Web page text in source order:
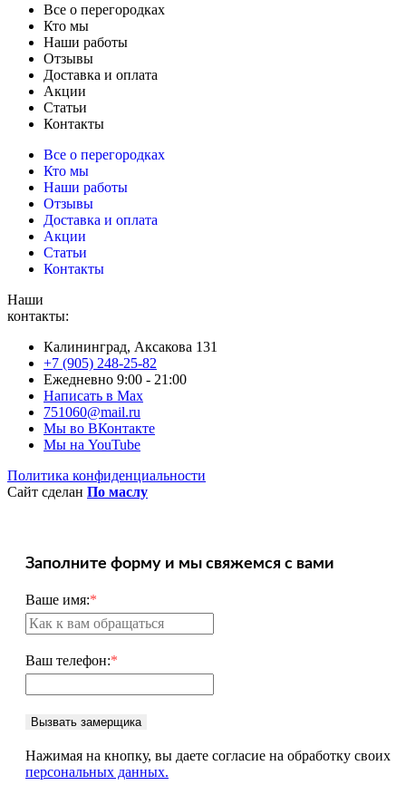
Все о перегородках
Кто мы
Наши работы
Отзывы
Доставка и оплата
Акции
Статьи
Контакты
Все о перегородках
Кто мы
Наши работы
Отзывы
Доставка и оплата
Акции
Статьи
Контакты
Наши
контакты:
Калининград, Аксакова 131
+7 (905) 248-25-82
Ежедневно 9:00 - 21:00
Написать в Max
751060@mail.ru
Мы во ВКонтакте
Мы на YouTube
Политика конфиденциальности
Сайт сделан По маслу
Заполните форму и мы свяжемся с вами
Ваше имя:*
Ваш телефон:*
Вызвать замерщика
Нажимая на кнопку, вы даете согласие на обработку своих
персональных данных.